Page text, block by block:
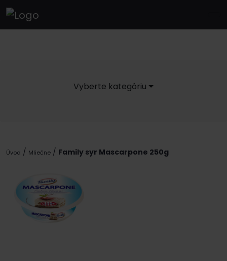
Vyberte kategóriu
Úvod / Mliečne / Family syr Mascarpone 250g